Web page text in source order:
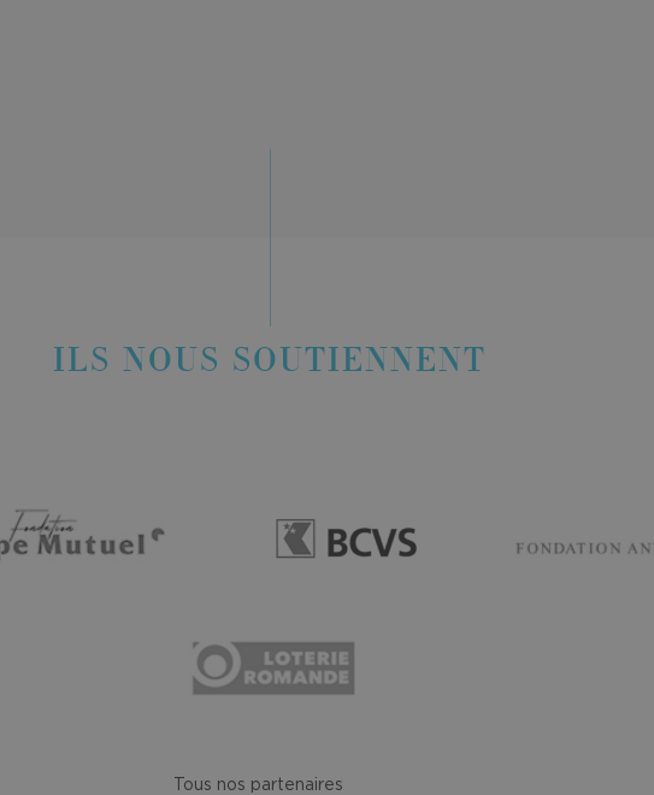
ILS NOUS SOUTIENNENT
Tous nos partenaires